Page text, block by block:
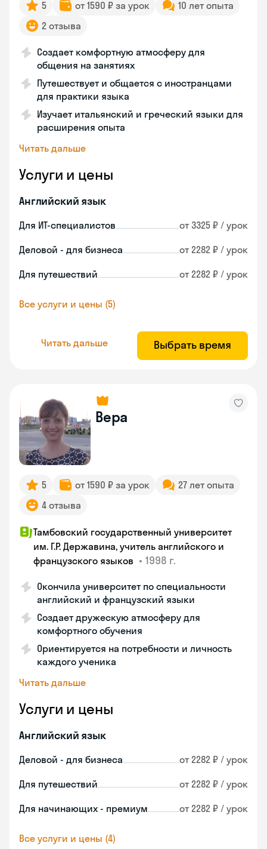
5 от 1590 ₽ за урок
10 лет опыта
2 отзыва
Создает комфортную атмосферу для
общения на занятиях
Путешествует и общается с иностранцами
для практики языка
Изучает итальянский и греческий языки для
расширения опыта
Читать дальше
Услуги и цены
Английский язык
Для ИТ-специалистов от 3325 ₽ / урок
Деловой - для бизнеса от 2282 ₽ / урок
Для путешествий от 2282 ₽ / урок
Все услуги и цены (5)
Читать дальше Выбрать время
Вера
5 от 1590 ₽ за урок
27 лет опыта
4 отзыва
Тамбовский государственный университет
им. Г.Р. Державина, учитель английского и
французского языков • 1998 г.
Окончила университет по специальности
английский и французский языки
Создает дружескую атмосферу для
комфортного обучения
Ориентируется на потребности и личность
каждого ученика
Читать дальше
Услуги и цены
Английский язык
Деловой - для бизнеса от 2282 ₽ / урок
Для путешествий от 2282 ₽ / урок
Для начинающих - премиум от 2282 ₽ / урок
Все услуги и цены (4)